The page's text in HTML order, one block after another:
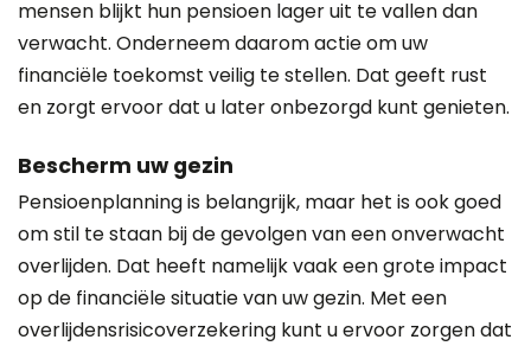
mensen blijkt hun pensioen lager uit te vallen dan
verwacht. Onderneem daarom actie om uw
financiële toekomst veilig te stellen. Dat geeft rust
en zorgt ervoor dat u later onbezorgd kunt genieten.
Bescherm uw gezin
Pensioenplanning is belangrijk, maar het is ook goed
om stil te staan bij de gevolgen van een onverwacht
overlijden. Dat heeft namelijk vaak een grote impact
op de financiële situatie van uw gezin. Met een
overlijdensrisicoverzekering kunt u ervoor zorgen dat